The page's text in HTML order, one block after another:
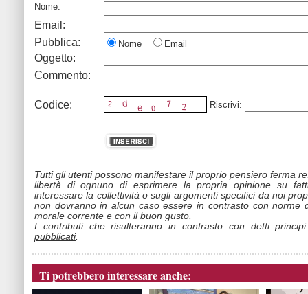
Nome:
Email:
Pubblica:
Nome Email
Oggetto:
Commento:
Codice: Riscrivi:
Tutti gli utenti possono manifestare il proprio pensiero ferma
libertà di ognuno di esprimere la propria opinione su
interessare la collettività o sugli argomenti specifici da noi
non dovranno in alcun caso essere in contrasto con norme
morale corrente e con il buon gusto.
I contributi che risulteranno in contrasto con detti
pubblicati.
Ti potrebbero interessare anche: